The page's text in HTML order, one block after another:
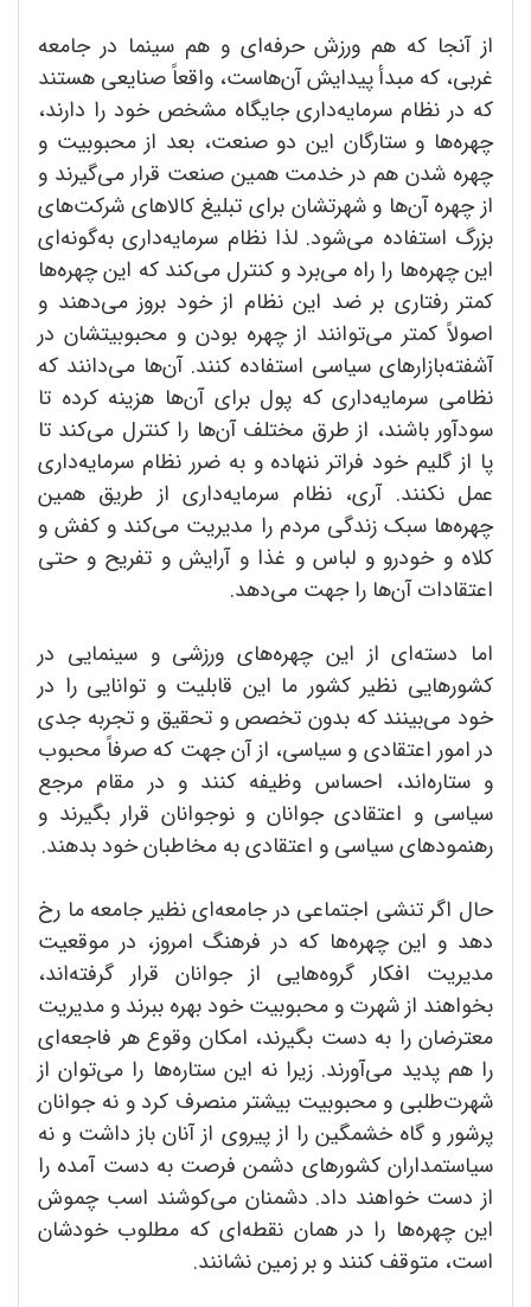
از آنجا که هم ورزش حرفه‌ای و هم سینما در جامعه
غربی، که مبدأ پیدایش آن‌هاست، واقعاً صنایعی هستند
که در نظام سرمایه‌داری جایگاه مشخص خود را دارند،
چهره‌ها و ستارگان این دو صنعت، بعد از محبوبیت و
چهره شدن هم در خدمت همین صنعت قرار می‌گیرند و
از چهره آن‌ها و شهرتشان برای تبلیغ کالاهای شرکت‌های
بزرگ استفاده می‌شود. لذا نظام سرمایه‌داری به‌گونه‌ای
این چهره‌ها را راه می‌برد و کنترل می‌کند که این چهره‌ها
کمتر رفتاری بر ضد این نظام از خود بروز می‌دهند و
اصولاً کمتر می‌توانند از چهره بودن و محبوبیتشان در
آشفته‌بازارهای سیاسی استفاده کنند. آن‌ها می‌دانند که
نظامی سرمایه‌داری که پول برای آن‌ها هزینه کرده تا
سودآور باشند، از طرق مختلف آن‌ها را کنترل می‌کند تا
پا از گلیم خود فراتر ننهاده و به ضرر نظام سرمایه‌داری
عمل نکنند. آری، نظام سرمایه‌داری از طریق همین
چهره‌ها سبک زندگی مردم را مدیریت می‌کند و کفش و
کلاه و خودرو و لباس و غذا و آرایش و تفریح و حتی
اعتقادات آن‌ها را جهت می‌دهد.
اما دسته‌ای از این چهره‌های ورزشی و سینمایی در
کشورهایی نظیر کشور ما این قابلیت و توانایی را در
خود می‌بینند که بدون تخصص و تحقیق و تجربه جدی
در امور اعتقادی و سیاسی، از‌ آن جهت که صرفاً محبوب
و ستاره‌اند، احساس وظیفه کنند و در مقام مرجع
سیاسی و اعتقادی جوانان و نوجوانان قرار بگیرند و
رهنمودهای سیاسی و اعتقادی به مخاطبان خود بدهند.
حال اگر تنشی اجتماعی در جامعه‌ای نظیر جامعه ما رخ
دهد و این چهره‌ها که در فرهنگ امروز، در موقعیت
مدیریت افکار گروه‌هایی از جوانان قرار گرفته‌اند،
بخواهند از شهرت و محبوبیت خود بهره ببرند و مدیریت
معترضان را به دست بگیرند، امکان وقوع هر فاجعه‌ای
را هم پدید می‌آورند. زیرا نه این ستاره‌ها را می‌توان از
شهرت‌طلبی و محبوبیت بیشتر منصرف کرد و نه جوانان
پرشور و گاه خشمگین را از پیروی از آنان باز داشت و نه
سیاستمداران کشورهای دشمن فرصت به دست آمده را
از دست خواهند داد. دشمنان می‌کوشند اسب چموش
این چهره‌ها را در همان نقطه‌ای که مطلوب خودشان
است، متوقف کنند و بر زمین نشانند.